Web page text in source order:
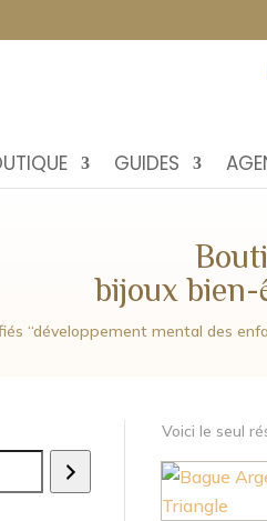
GUIDES
bijoux
“développement mental des
Voici le seul